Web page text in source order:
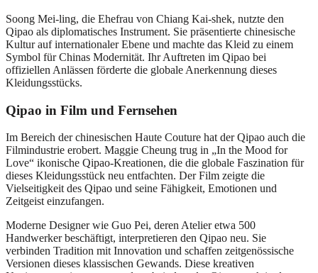
Soong Mei-ling, die Ehefrau von Chiang Kai-shek, nutzte den
Qipao als diplomatisches Instrument. Sie präsentierte chinesische
Kultur auf internationaler Ebene und machte das Kleid zu einem
Symbol für Chinas Modernität. Ihr Auftreten im Qipao bei
offiziellen Anlässen förderte die globale Anerkennung dieses
Kleidungsstücks.
Qipao in Film und Fernsehen
Im Bereich der chinesischen Haute Couture hat der Qipao auch die
Filmindustrie erobert. Maggie Cheung trug in „In the Mood for
Love“ ikonische Qipao-Kreationen, die die globale Faszination für
dieses Kleidungsstück neu entfachten. Der Film zeigte die
Vielseitigkeit des Qipao und seine Fähigkeit, Emotionen und
Zeitgeist einzufangen.
Moderne Designer wie Guo Pei, deren Atelier etwa 500
Handwerker beschäftigt, interpretieren den Qipao neu. Sie
verbinden Tradition mit Innovation und schaffen zeitgenössische
Versionen dieses klassischen Gewands. Diese kreativen